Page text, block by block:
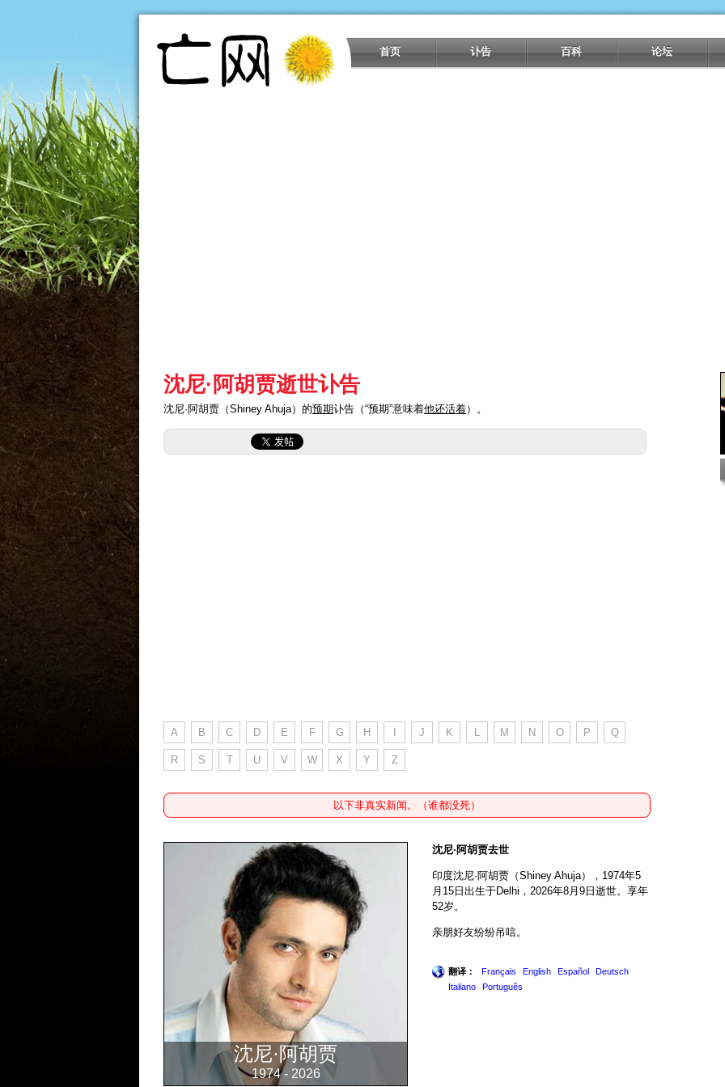
首页 讣告 百科 论坛
沈尼·阿胡贾逝世讣告
沈尼·阿胡贾（Shiney Ahuja）的预期讣告（“预期”意味着他还活着）。
A B C D E F G H J K L M N O P Q
R S T U V W X Y Z
以下非真实新闻。（谁都没死）
沈尼·阿胡贾
1974 - 2026
沈尼·阿胡贾去世
印度沈尼·阿胡贾（Shiney Ahuja），1974年5
月15日出生于Delhi，2026年8月9日逝世。享年
52岁。
亲朋好友纷纷吊唁。
翻译： Français English Español
Deutsch
Italiano
Português